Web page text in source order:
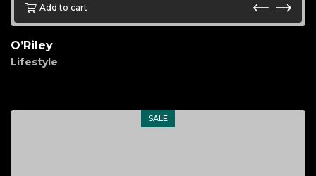
Add to cart
O’Riley
Lifestyle
SALE